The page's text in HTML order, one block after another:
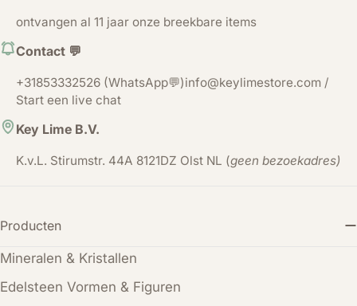
ontvangen al 11 jaar onze breekbare items
Contact 💬
+31853332526 (WhatsApp💬)info@keylimestore.com /
Start een live chat
Key Lime B.V.
K.v.L. Stirumstr. 44A 8121DZ Olst NL (geen bezoekadres)
Producten
Mineralen & Kristallen
Edelsteen Vormen & Figuren